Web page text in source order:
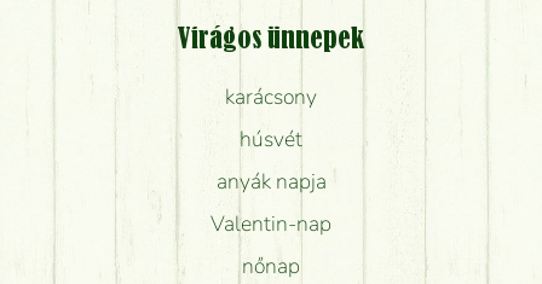
Virágos ünnepek
karácsony
húsvét
anyák napja
Valentin-nap
nőnap